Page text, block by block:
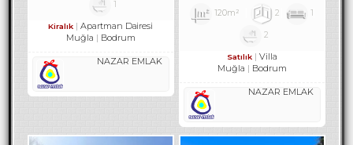
1
Kiralık
Apartman Dairesi
Muğla
Bodrum
NAZAR EMLAK
120m² 2 1
2
Satılık
Villa
Muğla
Bodrum
NAZAR EMLAK